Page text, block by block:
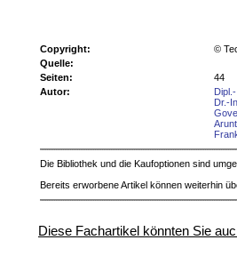
Copyright:
©
Quelle:
Seiten:
44
Autor:
Dr.-
Die Bibliothek und die Kaufoptionen sind
Bereits erworbene Artikel können weiterhin
Diese Fachartikel könnten Sie